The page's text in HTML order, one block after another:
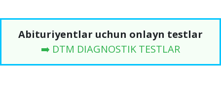
Abituriyentlar uchun onlayn testlar
➡️ DTM DIAGNOSTIK TESTLAR